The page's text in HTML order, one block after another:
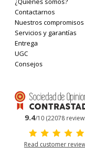
Contactarnos
Nuestros compromisos
Servicios y garantías
Entrega
UGC
Consejos
9.4/10 (22078
Read customer